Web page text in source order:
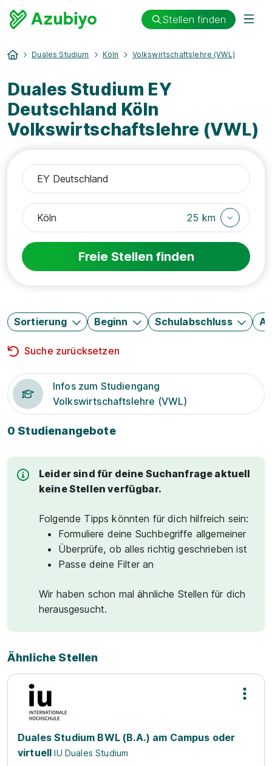
Stellen finden
Duales Studium Köln Volkswirtschaftslehre (VWL)
Duales Studium EY
Deutschland Köln
Volkswirtschaftslehre (VWL)
25 km
Freie Stellen finden
Sortierung Beginn Schulabschluss
Suche zurücksetzen
Infos zum Studiengang
Volkswirtschaftslehre (VWL)
0 Studienangebote
Leider sind für deine Suchanfrage aktuell
keine Stellen verfügbar.
Folgende Tipps könnten für dich hilfreich sein:
Formuliere deine Suchbegriffe allgemeiner
Überprüfe, ob alles richtig geschrieben ist
Passe deine Filter an
Wir haben schon mal ähnliche Stellen für dich
herausgesucht.
Ähnliche Stellen
Duales Studium BWL (B.A.) am Campus oder
virtuell IU Duales Studium